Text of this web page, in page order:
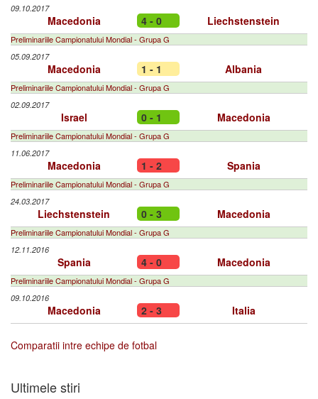
09.10.2017
Macedonia 4 - 0 Liechstenstein
Preliminariile Campionatului Mondial - Grupa G
05.09.2017
Macedonia 1 - 1 Albania
Preliminariile Campionatului Mondial - Grupa G
02.09.2017
Israel 0 - 1 Macedonia
Preliminariile Campionatului Mondial - Grupa G
11.06.2017
Macedonia 1 - 2 Spania
Preliminariile Campionatului Mondial - Grupa G
24.03.2017
Liechstenstein 0 - 3 Macedonia
Preliminariile Campionatului Mondial - Grupa G
12.11.2016
Spania 4 - 0 Macedonia
Preliminariile Campionatului Mondial - Grupa G
09.10.2016
Macedonia 2 - 3 Italia
Comparatii intre echipe de fotbal
Ultimele stiri